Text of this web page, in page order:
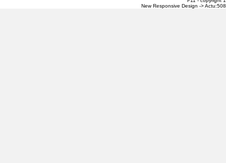
New Responsive Design ->